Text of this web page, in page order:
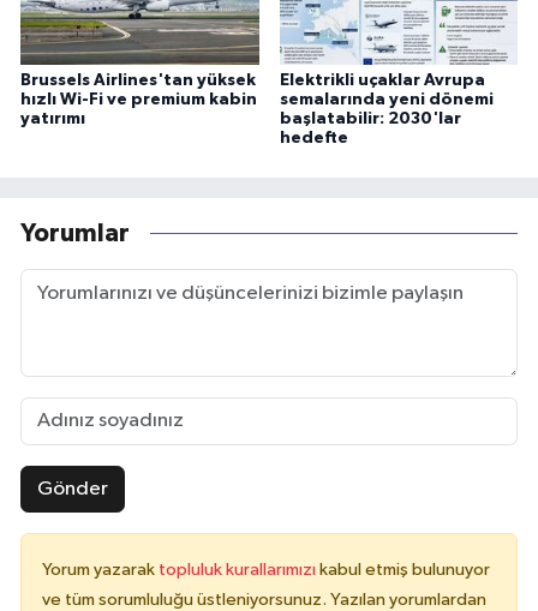
Brussels Airlines'tan yüksek
hızlı Wi-Fi ve premium kabin
yatırımı
Elektrikli uçaklar Avrupa
semalarında yeni dönemi
başlatabilir: 2030'lar
hedefte
Yorumlar
Gönder
Yorum yazarak topluluk kurallarımızı kabul etmiş bulunuyor
ve tüm sorumluluğu üstleniyorsunuz. Yazılan yorumlardan